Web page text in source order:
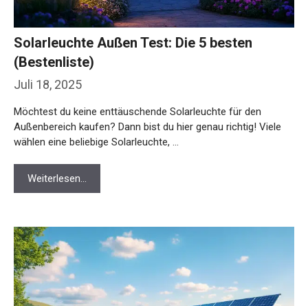
Juli 18, 2025
Solarleuchte Außen Test: Die 5 besten
(Bestenliste)
Möchtest du keine enttäuschende Solarleuchte für den
Außenbereich kaufen? Dann bist du hier genau richtig! Viele
wählen eine beliebige Solarleuchte, …
Weiterlesen…